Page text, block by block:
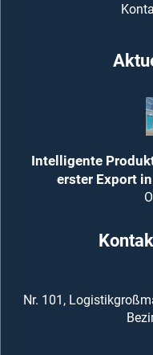
Intelligente
erster Export
Nr. 101,